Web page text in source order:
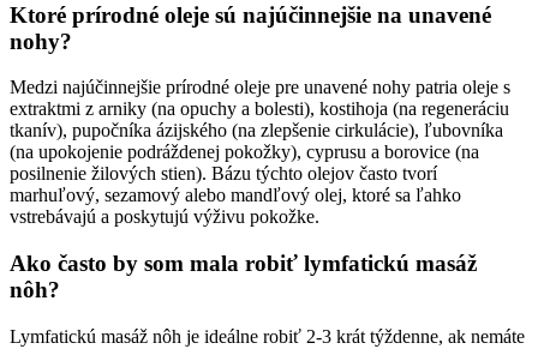
Ktoré prírodné oleje sú najúčinnejšie na unavené
nohy?
Medzi najúčinnejšie prírodné oleje pre unavené nohy patria oleje s
extraktmi z arniky (na opuchy a bolesti), kostihoja (na regeneráciu
tkanív), pupočníka ázijského (na zlepšenie cirkulácie), ľubovníka
(na upokojenie podráždenej pokožky), cyprusu a borovice (na
posilnenie žilových stien). Bázu týchto olejov často tvorí
marhuľový, sezamový alebo mandľový olej, ktoré sa ľahko
vstrebávajú a poskytujú výživu pokožke.
Ako často by som mala robiť lymfatickú masáž
nôh?
Lymfatickú masáž nôh je ideálne robiť 2-3 krát týždenne, ak nemáte